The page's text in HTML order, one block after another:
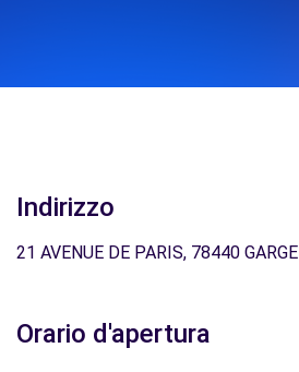
Indirizzo
21 AVENUE DE PARIS, 78440
Orario d'apertura